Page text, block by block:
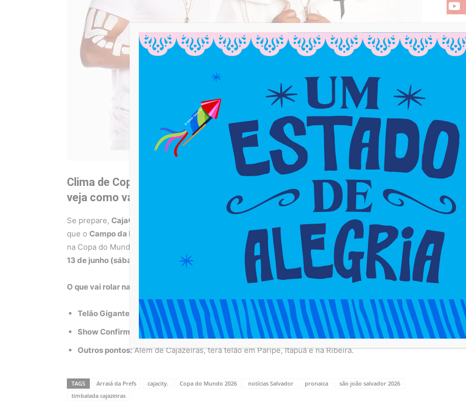
Clima de Copa e São João toma conta do bairro no dia 13 de junho;
veja como vai ser a festa
Se prepare, CajaCity
! O mês de junho vai ser pequeno para tanta festa. A Prefeitura confirmou
que o Campo da Pronaica
será um dos pontos oficiais para a gente torcer pela Seleção Brasileira
na Copa do Mundo. E para começar com o pé direito, a estreia do Brasil contra o Marrocos, no dia
13 de junho (sábado)
, vai ter um showzão da Timbalada logo após o jogo!
O que vai rolar na Pronaica:
Telão Gigante:
Para ninguém perder nenhum lance do Brasil.
Show Confirmado: Timbalada vai botar todo mundo para ferver no guigó.
Outros pontos:Além de Cajazeiras, terá telão em Paripe, Itapuã e na Ribeira.
TAGS Arraiá da Prefs cajacity. Copa do Mundo 2026 notícias Salvador pronaica
são joão salvador 2026
timbalada cajazeiras